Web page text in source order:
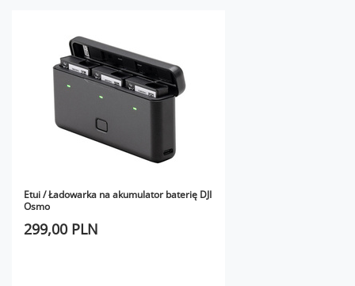
Etui / Ładowarka na akumulator baterię DJI
Osmo
299,00 PLN